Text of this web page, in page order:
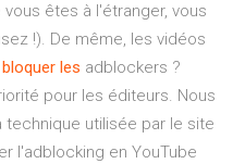
êtes à l'étranger, vous
!). De même, les vidéos
bloquer les adblockers ?
pour les éditeurs. Nous
utilisée par le site
l'adblocking en YouTube